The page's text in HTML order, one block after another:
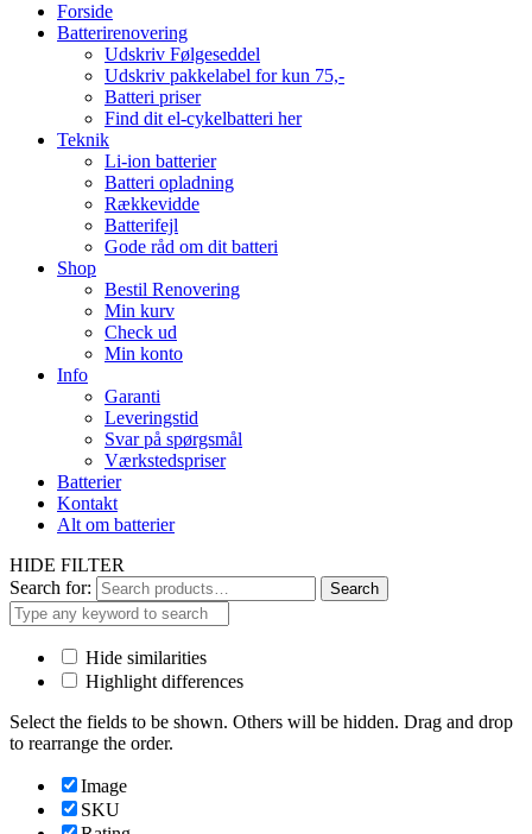
Forside
Batterirenovering
Udskriv Følgeseddel
Udskriv pakkelabel for kun 75,-
Batteri priser
Find dit el-cykelbatteri her
Teknik
Li-ion batterier
Batteri opladning
Rækkevidde
Batterifejl
Gode råd om dit batteri
Shop
Bestil Renovering
Min kurv
Check ud
Min konto
Info
Garanti
Leveringstid
Svar på spørgsmål
Værkstedspriser
Batterier
Kontakt
Alt om batterier
HIDE FILTER
Search for:
Search
Hide similarities
Highlight differences
Select the fields to be shown. Others will be hidden. Drag and drop
to rearrange the order.
Image
SKU